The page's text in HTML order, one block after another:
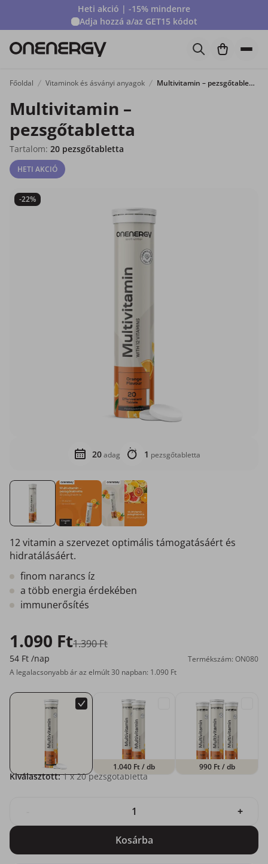
Heti akció | -15% mindenre
Adja hozzá a/az GET15 kódot
Főoldal Vitaminok és ásványi anyagok Multivitamin – pezsgőtabletta
Multivitamin –
pezsgőtabletta
Tartalom: 20 pezsgőtabletta
HETI AKCIÓ
-22%
20adag 1 pezsgőtabletta
12 vitamin a szervezet optimális támogatásáért és
hidratálásáért.
finom narancs íz
a több energia érdekében
immunerősítés
1.090 Ft1.390 Ft
54 Ft /nap
Termékszám: ON080
A legalacsonyabb ár az elmúlt 30 napban: 1.090 Ft
1.040 Ft/ db 990 Ft/ db
Kiválasztott: 1x 20 pezsgőtabletta
+
Kosárba